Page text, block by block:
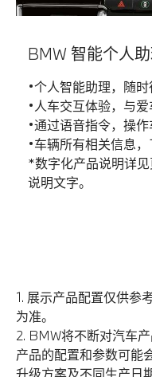
BMW 智能个人
•个人智能助理，随
•人车交互体验，与
•通过语音指令，操
•车辆所有相关信息
*数字化产品说明详
说明文字。
1. 展示产品配置仅供参
为准。
2. BMW将不断对汽车
产品的配置和参数可能
升级方案及不同生产日